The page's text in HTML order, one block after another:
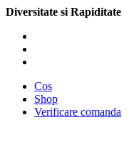
Diversitate si Rapiditate
Cos
Shop
Verificare comanda